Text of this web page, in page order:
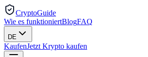
CryptoGuide
Wie es funktioniertBlogFAQ
DE
KaufenJetzt Krypto kaufen